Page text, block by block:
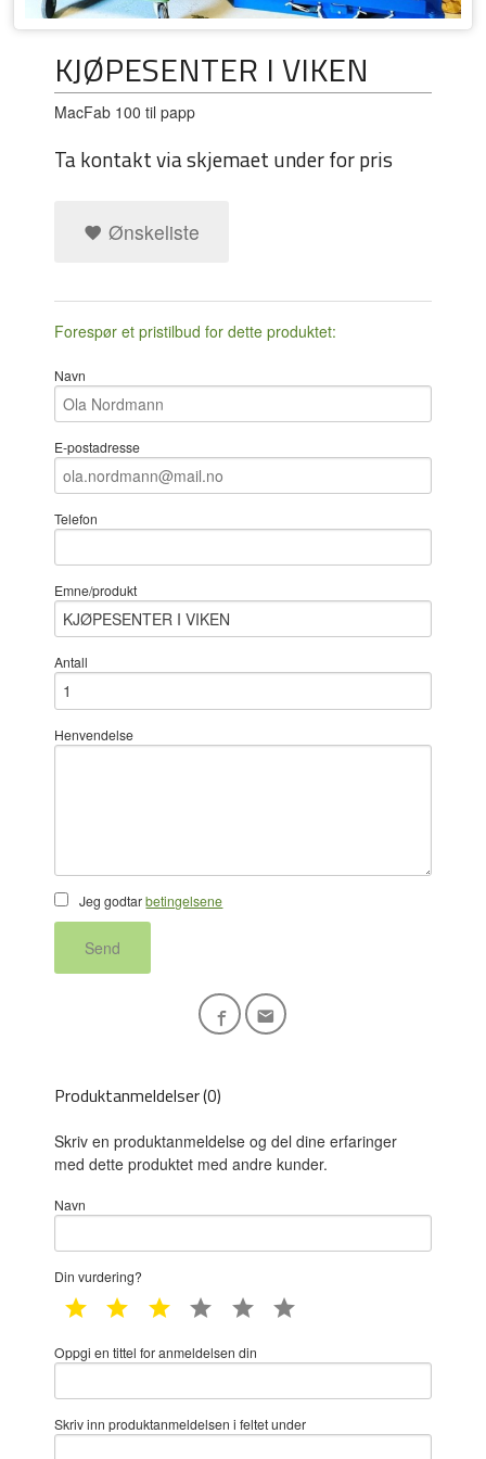
KJØPESENTER I VIKEN
MacFab 100 til papp
Ta kontakt via skjemaet under for pris
Ønskeliste
Forespør et pristilbud for dette produktet:
Navn
E-postadresse
Telefon
Emne/produkt
Antall
Henvendelse
Jeg godtarbetingelsene
Send
Produktanmeldelser (0)
Skriv en produktanmeldelse og del dine erfaringer
med dette produktet med andre kunder.
Navn
Din vurdering?
1 star 2 star 3 star 4 star 5 star
Oppgi en tittel for anmeldelsen din
Skriv inn produktanmeldelsen i feltet under